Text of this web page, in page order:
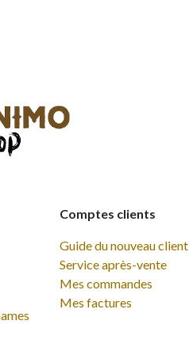
Comptes clients
Guide du nouveau client
Service après-vente
Mes commandes
Mes factures